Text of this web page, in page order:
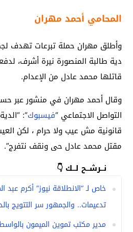
المحامي أحمد مهران
دية طالبة المنصورة نيرة أشرف،
قاتلها محمد عادل من الإعدام.
وقال أحمد مهران في منشور عبر
التواصل الاجتماعي “فيسبوك“:
قانونية مش عيب ولا حرام ، لكن
مقتل محمد عادل حى ونقف نتفرج”.
نــرشــح لــك 👇
خاص لـ “الانطلاقة نيوز” أكرم عبد
تدعيمات.. والجمهور سر التتويج
مدير مكتب تموين الميمون